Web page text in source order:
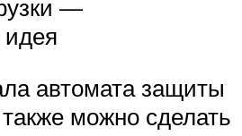
—
автомата защиты
можно сделать